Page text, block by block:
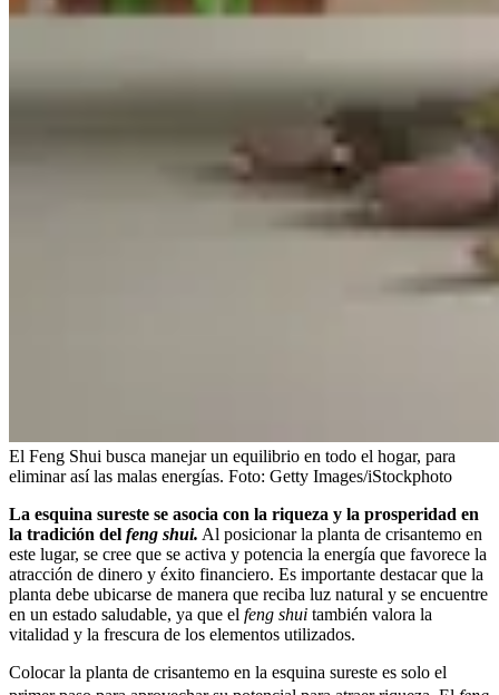
El Feng Shui busca manejar un equilibrio en todo el hogar, para
eliminar así las malas energías. Foto: Getty Images/iStockphoto
La esquina sureste se asocia con la riqueza y la prosperidad en
la tradición del feng shui. Al posicionar la planta de crisantemo en
este lugar, se cree que se activa y potencia la energía que favorece la
atracción de dinero y éxito financiero. Es importante destacar que la
planta debe ubicarse de manera que reciba luz natural y se encuentre
en un estado saludable, ya que el feng shui también valora la
vitalidad y la frescura de los elementos utilizados.
Colocar la planta de crisantemo en la esquina sureste es solo el